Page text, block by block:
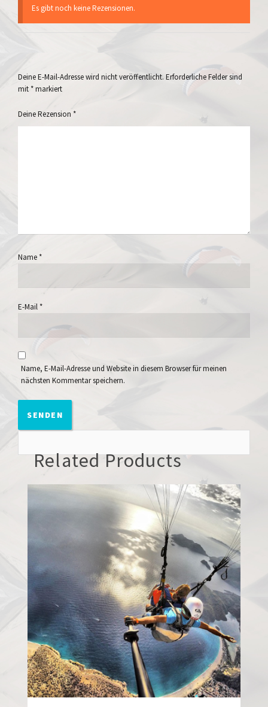
Es gibt noch keine Rezensionen.
Deine E-Mail-Adresse wird nicht veröffentlicht. Erforderliche Felder sind
mit *markiert
Deine Rezension *
Name*
E-Mail*
Name, E-Mail-Adresse und Website in diesem Browser für meinen
nächsten Kommentar speichern.
Related Products